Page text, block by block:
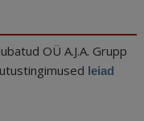
OÜ A.J.A. Grupp
leiad